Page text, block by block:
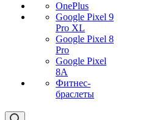
OnePlus
Google Pixel 9
Pro XL
Google Pixel 8
Pro
Google Pixel
8A
Фитнес-
браслеты